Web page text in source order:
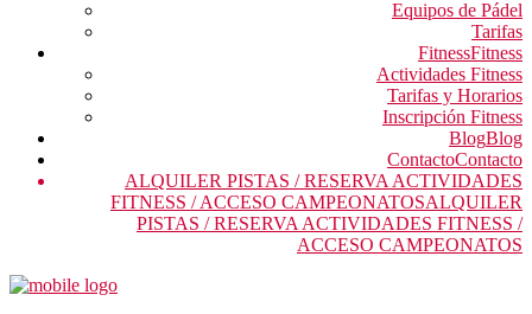
Equipos de Pádel
Tarifas
FitnessFitness
Actividades Fitness
Tarifas y Horarios
Inscripción Fitness
BlogBlog
ContactoContacto
ALQUILER PISTAS / RESERVA ACTIVIDADES
FITNESS / ACCESO CAMPEONATOSALQUILER
PISTAS / RESERVA ACTIVIDADES FITNESS /
ACCESO CAMPEONATOS